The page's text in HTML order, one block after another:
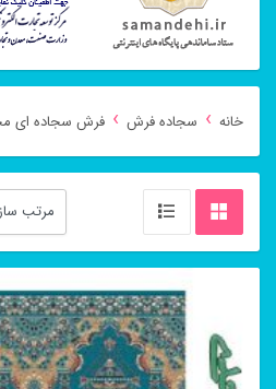
خانه › سجاده فرش › فرش سجاده ای